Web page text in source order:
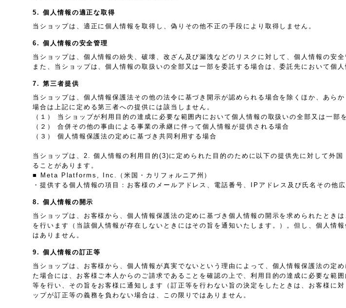
5. 個人情報の適正な取得
当ショップは、適正に個人情報を取得し、偽りその他不正の手段により取得しません。
6. 個人情報の安全管理
当ショップは、個人情報の紛失、破壊、改ざん及び漏洩などのリスクに対して、個人情報の安
また、当ショップは、個人情報の取扱いの全部又は一部を委託する場合は、委託先において個
7. 第三者提供
当ショップは、個人情報保護法その他の法令に基づき開示が認められる場合を除くほか、あら
場合は上記に定める第三者への提供には該当しません。
（１） 当ショップが利用目的の達成に必要な範囲内において個人情報の取扱いの全部又は一部
（２） 合併その他の事由による事業の承継に伴って個人情報が提供される場合
（３） 個人情報保護法の定めに基づき共同利用する場合
当ショップは、2. 個人情報の利用目的(3)に定められた目的のために以下の提供先に対して外
ることがあります。
■ Meta Platforms, Inc.（米国・カリフォルニア州）
・提供する個人情報の項目：お客様のメールアドレス、電話番号、IPアドレス及び氏名その他
8. 個人情報の開示
当ショップは、お客様から、個人情報保護法の定めに基づき個人情報の開示を求められたとき
を行います（当該個人情報が存在しないときにはその旨を通知いたします。）。但し、個人情
はありません。
9. 個人情報の訂正等
当ショップは、お客様から、個人情報が真実でないという理由によって、個人情報保護法の定
た場合には、お客様ご本人からのご請求であることを確認の上で、利用目的の達成に必要な範
等を行い、その旨をお客様に通知します（訂正等を行わない旨の決定をしたときは、お客様に
ップが訂正等の義務を負わない場合は、この限りではありません。